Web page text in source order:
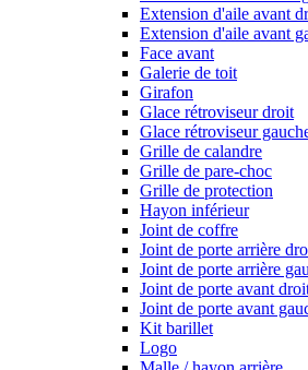
Extension d'aile avant
Extension d'aile avant
Face avant
Galerie de toit
Girafon
Glace rétroviseur droit
Glace rétroviseur
Grille de calandre
Grille de pare-choc
Grille de protection
Hayon inférieur
Joint de coffre
Joint de porte arrière
Joint de porte arrière
Joint de porte avant
Joint de porte avant
Kit barillet
Logo